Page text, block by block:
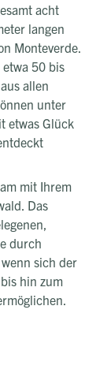
acht
langen
Monteverde.
50 bis
allen
unter
etwas Glück
mit Ihrem
Das
durch
sich der
hin zum